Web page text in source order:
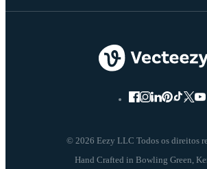
© 2026 Eezy LLC Todos os direitos